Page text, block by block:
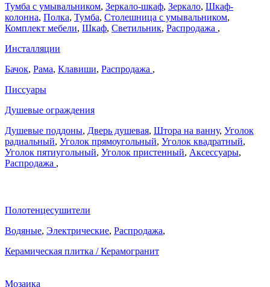
Тумба с умывальником, Зеркало-шкаф, Зеркало, Шкаф-
колонна, Полка, Тумба, Столешница с умывальником,
Комплект мебели, Шкаф, Светильник, Распродажа ,
Инсталляции
Бачок, Рама, Клавиши, Распродажа ,
Писсуары
Душевые ограждения
Душевые поддоны, Дверь душевая, Штора на ванну, Уголок
радиальный, Уголок прямоугольный, Уголок квадратный,
Уголок пятиугольный, Уголок пристенный, Аксессуары,
Распродажа ,
Полотенцесушители
Водяные, Электрические, Распродажа,
Керамическая плитка / Керамогранит
Мозаика